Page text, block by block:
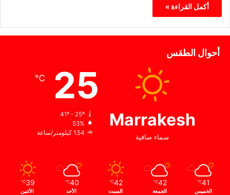
أكمل القراءة »
أحوال الطقس
Marrakesh
سماء صافية
25
℃
41º - 25º
53%
1.54 كيلومتر/ساعة
41
℃
الخميس
42
℃
الجمعة
42
℃
السبت
40
℃
الأحد
39
℃
الأثنين